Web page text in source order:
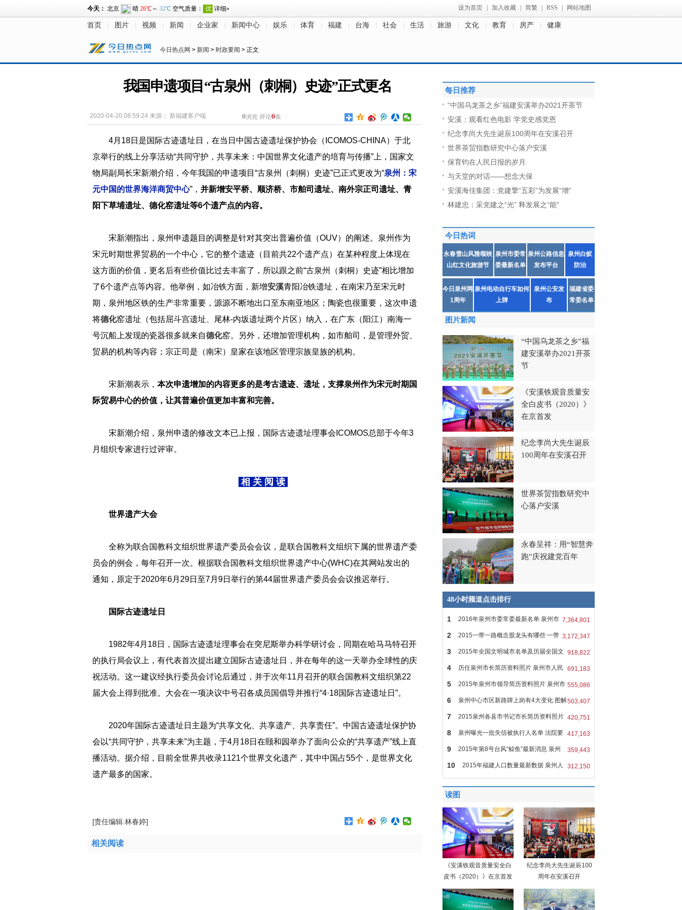
设为首页 加入收藏 简繁 RSS 网站地图
首页 图片 视频 新闻 企业家 新闻中心 娱乐 体育 福建 台海 社会 生活 旅游 文化 教育 房产 健康
今日热点网 > 新闻 > 时政要闻 > 正文
我国申遗项目“古泉州（刺桐）史迹”正式更名
2020-04-20 08:59:24 来源： 新福建客户端 0浏览 评论0条
4月18日是国际古迹遗址日，在当日中国古迹遗址保护协会（ICOMOS-CHINA）于北
京举行的线上分享活动“共同守护，共享未来：中国世界文化遗产的培育与传播”上，国家文
物局副局长宋新潮介绍，今年我国的申遗项目“古泉州（刺桐）史迹”已正式更改为“泉州：宋
元中国的世界海洋商贸中心”， 并新增安平桥、顺济桥、市舶司遗址、南外宗正司遗址、青
阳下草埔遗址、德化窑遗址等6个遗产点的内容。
宋新潮指出，泉州申遗题目的调整是针对其突出普遍价值（OUV）的阐述。泉州作为
宋元时期世界贸易的一个中心，它的整个遗迹（目前共22个遗产点）在某种程度上体现在
这方面的价值，更名后有些价值比过去丰富了，所以跟之前“古泉州（刺桐）史迹”相比增加
了6个遗产点等内容。他举例，如冶铁方面，新增安溪青阳冶铁遗址，在南宋乃至宋元时
期，泉州地区铁的生产非常重要，源源不断地出口至东南亚地区；陶瓷也很重要，这次申遗
将德化窑遗址（包括屈斗宫遗址、尾林-内坂遗址两个片区）纳入，在广东（阳江）南海一
号沉船上发现的瓷器很多就来自德化窑。另外，还增加管理机构，如市舶司，是管理外贸、
贸易的机构等内容；宗正司是（南宋）皇家在该地区管理宗族皇族的机构。
宋新潮表示， 本次申遗增加的内容更多的是考古遗迹、遗址，支撑泉州作为宋元时期国
际贸易中心的价值，让其普遍价值更加丰富和完善。
宋新潮介绍，泉州申遗的修改文本已上报，国际古迹遗址理事会ICOMOS总部于今年3
月组织专家进行过评审。
相 关 阅 读
世界遗产大会
全称为联合国教科文组织世界遗产委员会会议，是联合国教科文组织下属的世界遗产委
员会的例会，每年召开一次。根据联合国教科文组织世界遗产中心(WHC)在其网站发出的
通知，原定于2020年6月29日至7月9日举行的第44届世界遗产委员会会议推迟举行。
国际古迹遗址日
1982年4月18日，国际古迹遗址理事会在突尼斯举办科学研讨会，同期在哈马马特召开
的执行局会议上，有代表首次提出建立国际古迹遗址日，并在每年的这一天举办全球性的庆
祝活动。这一建议经执行委员会讨论后通过，并于次年11月召开的联合国教科文组织第22
届大会上得到批准。大会在一项决议中号召各成员国倡导并推行“4·18国际古迹遗址日”。
2020年国际古迹遗址日主题为“共享文化、共享遗产、共享责任”。中国古迹遗址保护协
会以“共同守护，共享未来”为主题，于4月18日在颐和园举办了面向公众的“共享遗产”线上直
播活动。据介绍，目前全世界共收录1121个世界文化遗产，其中中国占55个，是世界文化
遗产最多的国家。
[责任编辑:林春婷]
相关阅读
每日推荐
“中国乌龙茶之乡”福建安溪举办2021开茶节
安溪：观看红色电影 学党史感党恩
纪念李尚大先生诞辰100周年在安溪召开
世界茶贸指数研究中心落户安溪
保育钧在人民日报的岁月
与天堂的对话——想念大保
安溪海佳集团：党建擎“五彩”为发展“增”
林建忠：采党建之“光” 释发展之“能”
今日热词
永春雪山风雅颂映
山红文化旅游节
泉州市委常
委最新名单
泉州公路信息
发布平台
泉州白蚁
防治
今日泉州网
1周年
泉州电动自行车如何
上牌
泉州公安发
布
福建省委
常委名单
图片新闻
“中国乌龙茶之乡”福
建安溪举办2021开茶
节
《安溪铁观音质量安
全白皮书（2020）》
在京首发
纪念李尚大先生诞辰
100周年在安溪召开
世界茶贸指数研究中
心落户安溪
永春呈祥：用“智慧奔
跑”庆祝建党百年
48小时频道点击排行
7,364,801
1 2016年泉州市委常委最新名单 泉州市
县 3,172,347
2 2015一带一路概念股龙头有哪些 一带
一 918,822
3 2015年全国文明城市名单及历届全国文
明 691,183
4 历任泉州市长简历资料照片 泉州市人民
555,086
5 2015年泉州市领导简历资料照片 泉州市
503,407
6 泉州中心市区新路牌上岗有4大变化 图解
420,751
7 2015泉州各县市书记市长简历资料照片
417,163
8 泉州曝光一批失信被执行人名单 法院要
359,443
9 2015年第8号台风“鲸鱼”最新消息 泉州
312,150
10 2015年福建人口数量最新数据 泉州人
口8
读图
《安溪铁观音质量安全白
皮书（2020）》在京首发
纪念李尚大先生诞辰100
周年在安溪召开